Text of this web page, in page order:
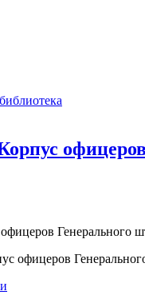
Генерального